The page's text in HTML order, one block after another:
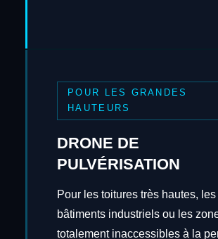
POUR LES GRANDES
HAUTEURS
DRONE DE
PULVÉRISATION
Pour les toitures très hautes, les
bâtiments industriels ou les
totalement inaccessibles à la